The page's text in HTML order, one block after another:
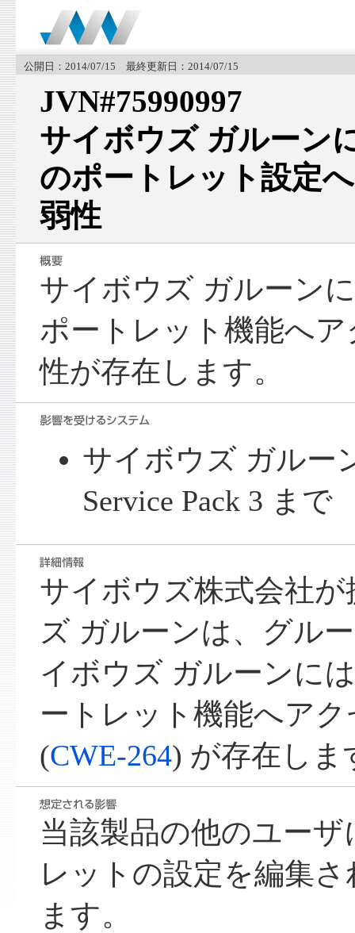
公開日：2014/07/15 最終更新日：2014/07/15
JVN#75990997
サイボウズ ガルーン
のポートレット設定
弱性
サイボウズ ガルーン
ポートレット機能へ
性が存在します。
サイボウズ ガルー
Service Pack 3 まで
サイボウズ株式会社
ズ ガルーンは、グル
イボウズ ガルーンに
ートレット機能へア
(CWE-264) が存在しま
当該製品の他のユー
レットの設定を編集
ます。